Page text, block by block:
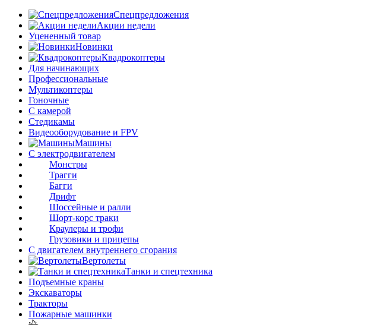
Спецпредложения
Акции недели
Уцененный товар
Новинки
Квадрокоптеры
Для начинающих
Профессиональные
Мультикоптеры
Гоночные
C камерой
Стедикамы
Видеооборудование и FPV
Машины
С электродвигателем
Монстры
Трагги
Багги
Дрифт
Шоссейные и ралли
Шорт-корс траки
Краулеры и трофи
Грузовики и прицепы
С двигателем внутреннего сгорания
Вертолеты
Танки и спецтехника
Подъемные краны
Экскаваторы
Тракторы
Пожарные машинки